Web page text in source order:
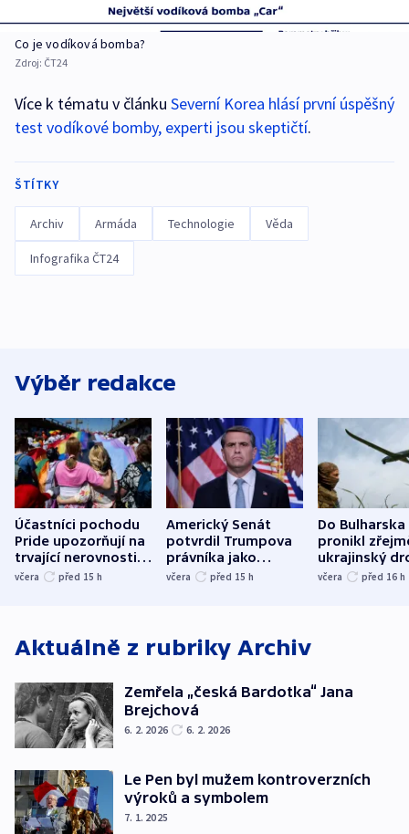
Co je vodíková bomba?
Zdroj: ČT24
Více k tématu v článku Severní Korea hlásí první úspěšný
test vodíkové bomby, experti jsou skeptičtí.
ŠTÍTKY
Archiv Armáda Technologie Věda
Infografika ČT24
Výběr redakce
Účastníci pochodu
Pride upozorňují na
trvající nerovnosti i
společenskou
včera před 15 h
Americký Senát
potvrdil Trumpova
právníka jako
ministra
včera před 15 h
Do Bulharska
pronikl
ukrajinský
explodoval
včera před 16 h
Aktuálně z rubriky Archiv
Zemřela „česká Bardotka“ Jana
Brejchová
6. 2. 2026 6. 2. 2026
Le Pen byl mužem kontroverzních
výroků a symbolem
7. 1. 2025